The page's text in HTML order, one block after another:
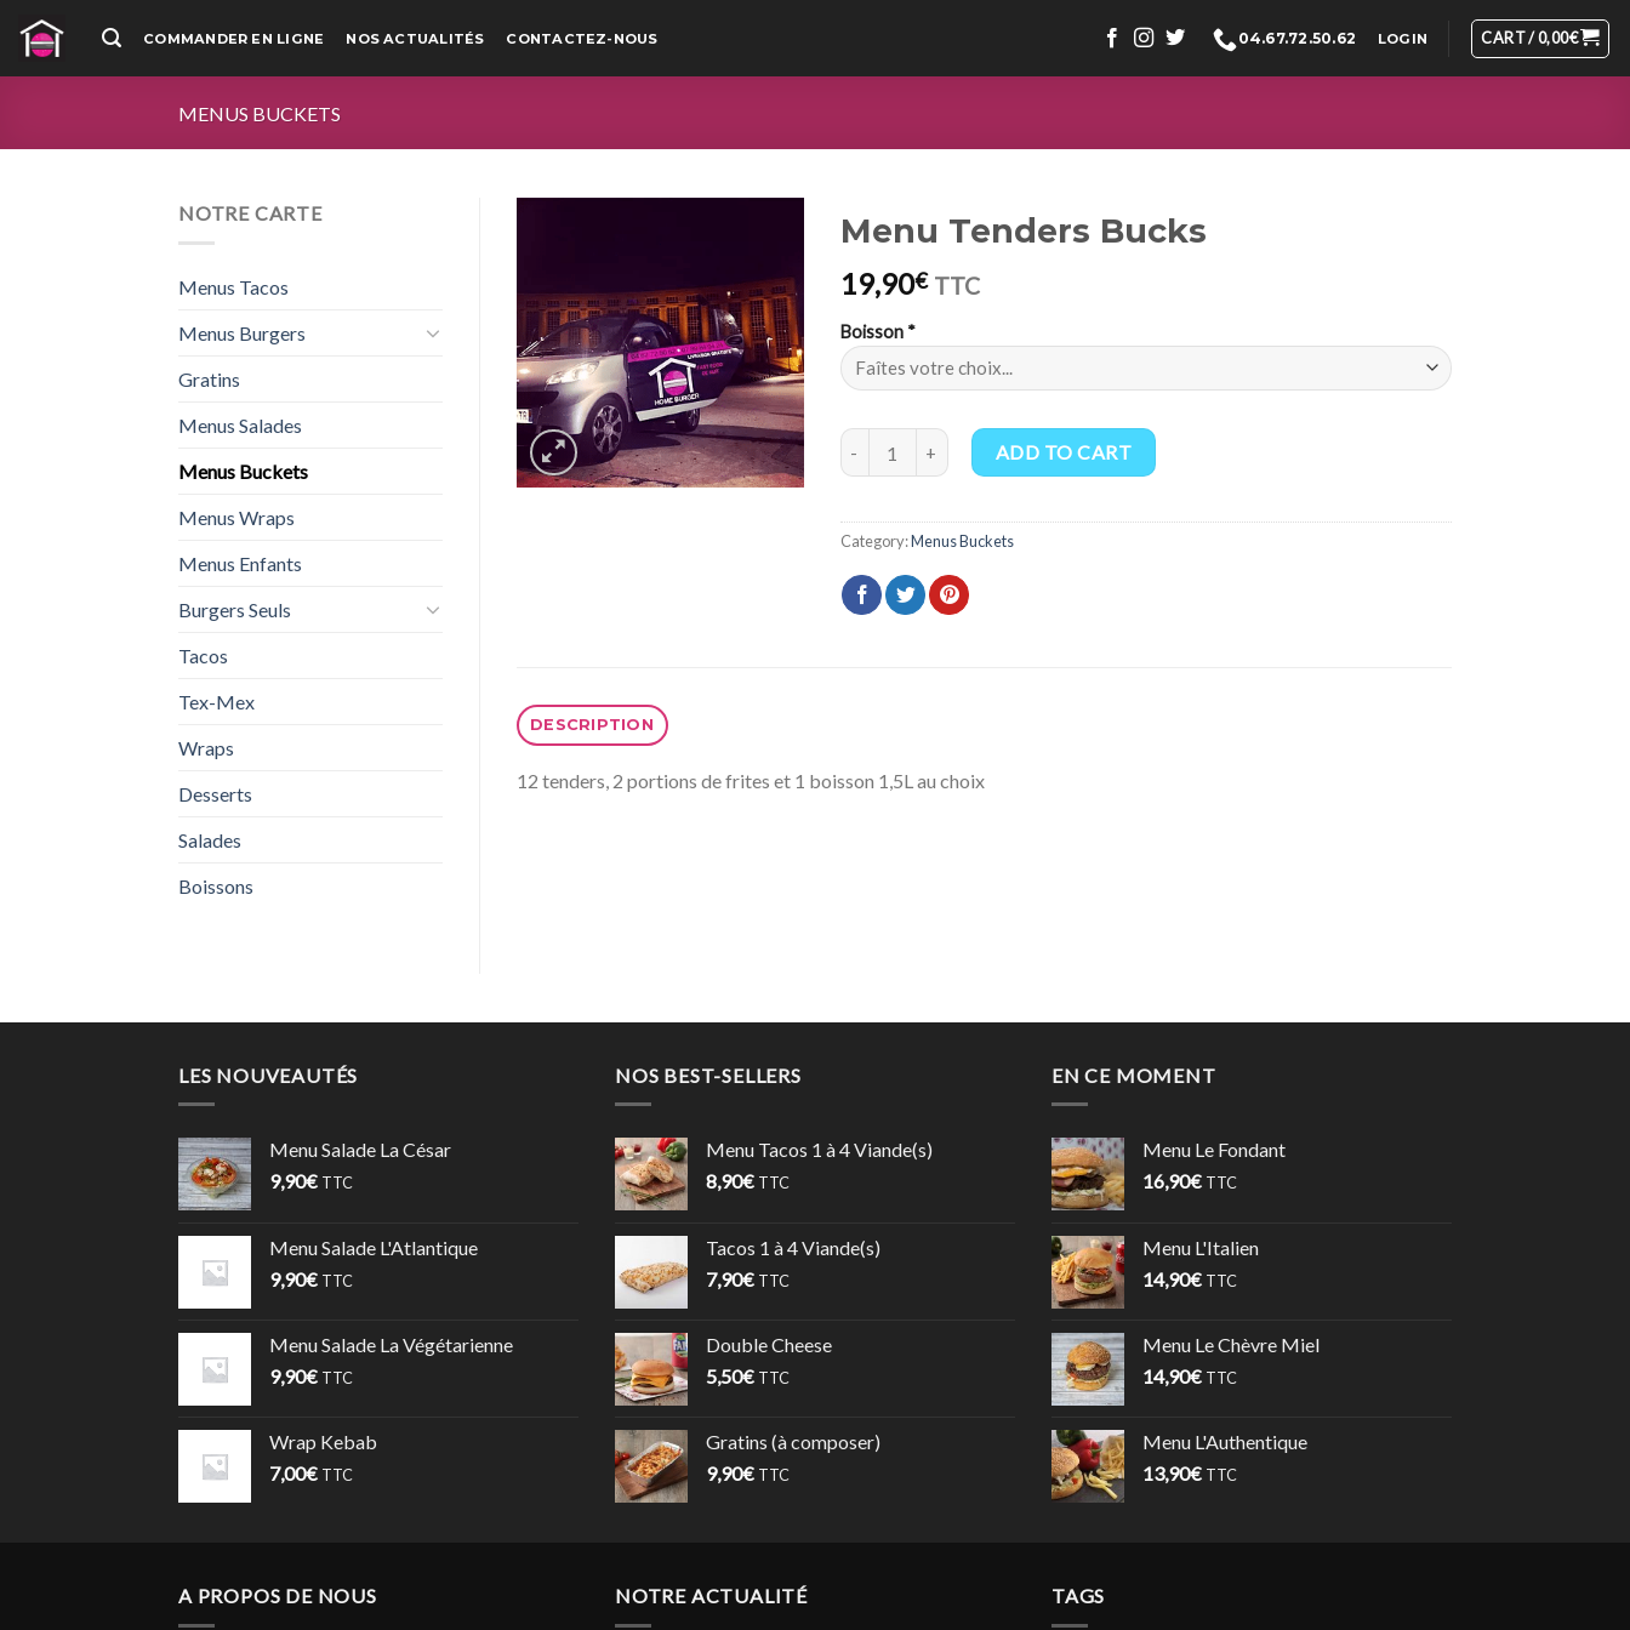
Passer
contenu
COMMANDER EN LIGNE NOS ACTUALITÉS CONTACTEZ-NOUS 04.67.72.50.62 LOGIN CART /0,00€
MENUS BUCKETS
NOTRE CARTE
Menus Tacos
Menus Burgers
Gratins
Menus Salades
Menus Buckets
Menus Wraps
Menus Enfants
Burgers Seuls
Tacos
Tex-Mex
Wraps
Desserts
Salades
Boissons
Menu Tenders Bucks
19,90€ TTC
Boisson *
Menu Tenders Bucks quantity
ADD TO CART
Category:Menus Buckets
DESCRIPTION
12 tenders, 2 portions de frites et 1 boisson 1,5L au choix
LES NOUVEAUTÉS
Menu Salade La César
9,90€ TTC
Menu Salade L'Atlantique
9,90€ TTC
Menu Salade La Végétarienne
9,90€ TTC
Wrap Kebab
7,00€ TTC
NOS BEST-SELLERS
Menu Tacos 1 à 4 Viande(s)
8,90€ TTC
Tacos 1 à 4 Viande(s)
7,90€ TTC
Double Cheese
5,50€ TTC
Gratins (à composer)
9,90€ TTC
EN CE MOMENT
Menu Le Fondant
16,90€ TTC
Menu L'Italien
14,90€ TTC
Menu Le Chèvre Miel
14,90€ TTC
Menu L'Authentique
13,90€ TTC
A PROPOS DE NOUS NOTRE ACTUALITÉ TAGS